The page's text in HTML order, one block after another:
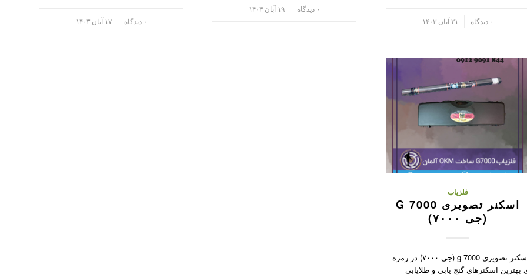
۰ دیدگاه ۲۱ آبان ۱۴۰۳
۰ دیدگاه ۱۹ آبان ۱۴۰۳
۰ دیدگاه ۱۷ آبان ۱۴۰۳
فلزیاب
اسکنر تصویری G 7000
(جی ۷۰۰۰)
اسکنر تصویری g 7000 (جی ۷۰۰۰) در زمره
بهترین اسکنرهای گنج یابی و طلایابی